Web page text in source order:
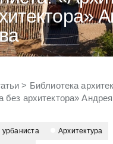
> Библиотека
без архитектора»
урбаниста архитектура